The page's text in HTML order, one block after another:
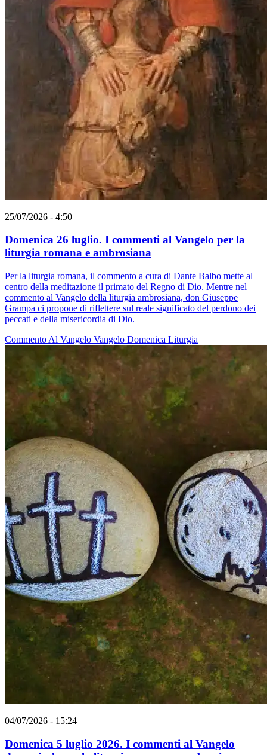
25/07/2026 - 4:50
Domenica 26 luglio. I commenti al Vangelo per la
liturgia romana e ambrosiana
Per la liturgia romana, il commento a cura di Dante Balbo mette al
centro della meditazione il primato del Regno di Dio. Mentre nel
commento al Vangelo della liturgia ambrosiana, don Giuseppe
Grampa ci propone di riflettere sul reale significato del perdono dei
peccati e della misericordia di Dio.
Commento Al Vangelo Vangelo Domenica Liturgia
04/07/2026 - 15:24
Domenica 5 luglio 2026. I commenti al Vangelo